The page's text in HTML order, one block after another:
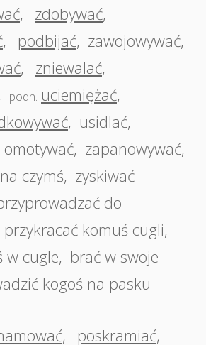
, zdobywać,
, podbijać, zawojowywać,
, zniewalać,
podn. uciemiężać,
, usidlać,
omotywać, zapanowywać,
czymś, zyskiwać
do
przykracać komuś cugli,
w cugle, brać w swoje
kogoś na pasku
, poskramiać,